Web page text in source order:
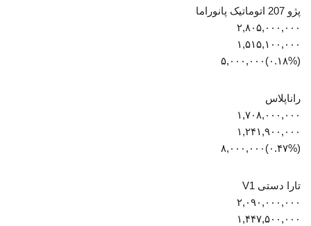
پژو 207 اتوماتیک پانوراما
۲,۸۰۵,۰۰۰,۰۰۰
۱,۵۱۵,۱۰۰,۰۰۰
(‎۰.۱۸%‏)‎۵,۰۰۰,۰۰۰‏
راناپلاس
۱,۷۰۸,۰۰۰,۰۰۰
۱,۲۴۱,۹۰۰,۰۰۰
(‎۰.۴۷%‏)‎۸,۰۰۰,۰۰۰‏
تارا دستی V1
۲,۰۹۰,۰۰۰,۰۰۰
۱,۴۴۷,۵۰۰,۰۰۰